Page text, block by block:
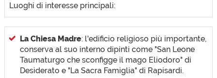
Luoghi di interesse principali:
La Chiesa Madre: l'edificio religioso più importante,
conserva al suo interno dipinti come "San Leone
Taumaturgo che sconfigge il mago Eliodoro" di
Desiderato e "La Sacra Famiglia" di Rapisardi.